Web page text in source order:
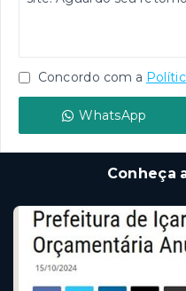
Concordo com a
WhatsApp
Conheça